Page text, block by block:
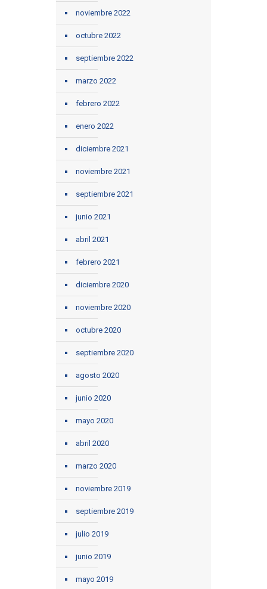
noviembre 2022
octubre 2022
septiembre 2022
marzo 2022
febrero 2022
enero 2022
diciembre 2021
noviembre 2021
septiembre 2021
junio 2021
abril 2021
febrero 2021
diciembre 2020
noviembre 2020
octubre 2020
septiembre 2020
agosto 2020
junio 2020
mayo 2020
abril 2020
marzo 2020
noviembre 2019
septiembre 2019
julio 2019
junio 2019
mayo 2019